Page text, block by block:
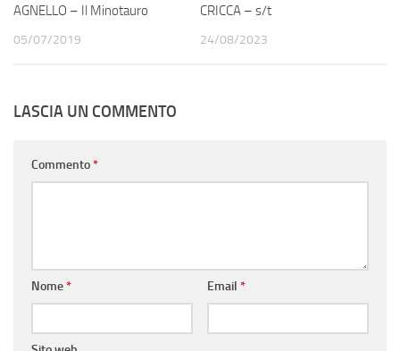
AGNELLO – Il Minotauro
05/07/2019
CRICCA – s/t
24/08/2023
LASCIA UN COMMENTO
Commento*
Nome* Email *